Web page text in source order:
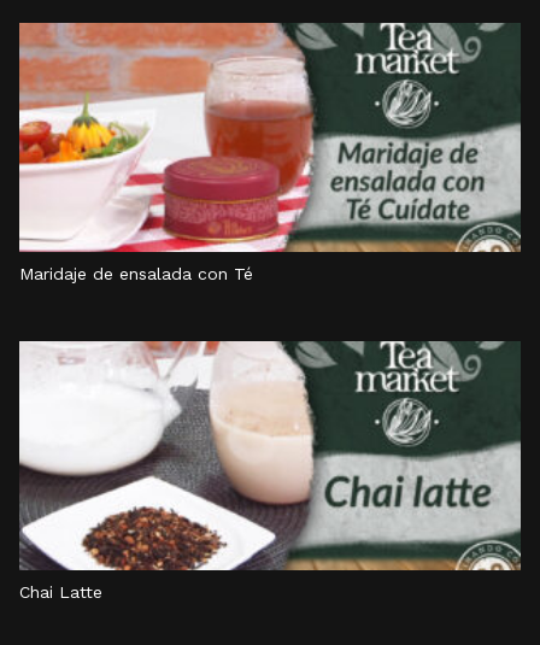
Maridaje de ensalada con Té
Chai Latte